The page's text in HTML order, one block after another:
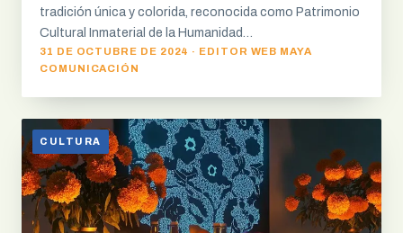
tradición única y colorida, reconocida como Patrimonio
Cultural Inmaterial de la Humanidad…
31 DE OCTUBRE DE 2024 · EDITOR WEB MAYA
COMUNICACIÓN
CULTURA